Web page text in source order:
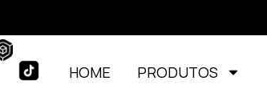
HOME PRODUTOS